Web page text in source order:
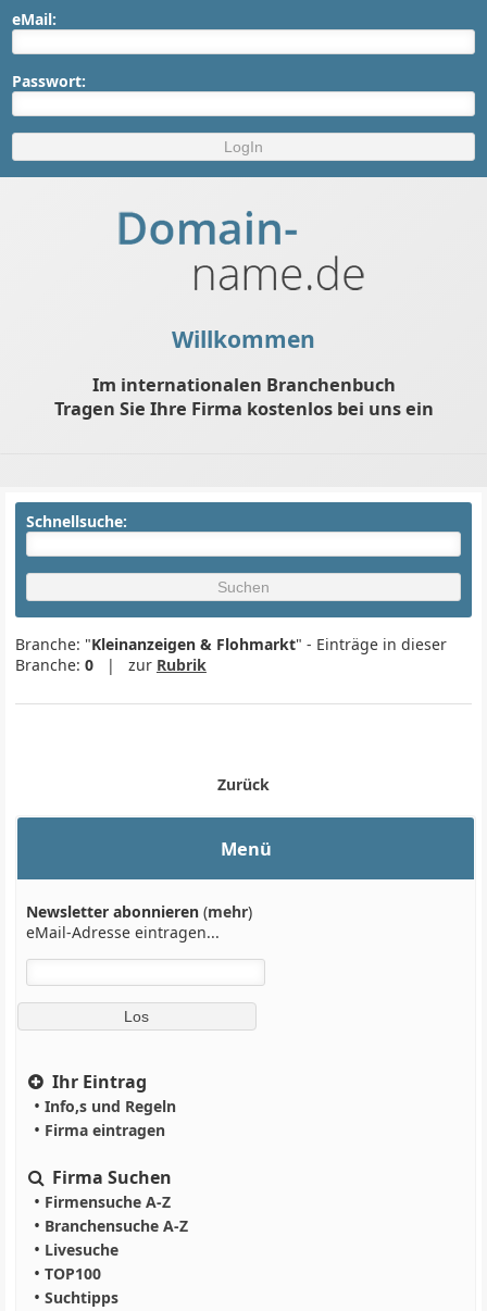
eMail:
Passwort:
Willkommen
Im internationalen Branchenbuch
Tragen Sie Ihre Firma kostenlos bei uns ein
Schnellsuche:
Branche: "Kleinanzeigen & Flohmarkt" - Einträge in dieser
Branche: 0| zur Rubrik
Zurück
Menü
Newsletter abonnieren (mehr)
eMail-Adresse eintragen...
Ihr Eintrag
• Info,s und Regeln
• Firma eintragen
Firma Suchen
• Firmensuche A-Z
• Branchensuche A-Z
• Livesuche
• TOP100
• Suchtipps